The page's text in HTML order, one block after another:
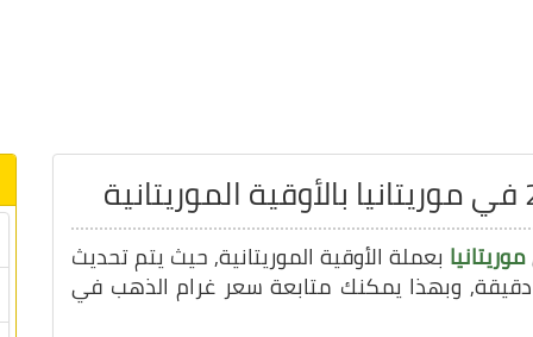
موريتانيا بعملة الأوقية الموريتانية, حيث يتم تحديث